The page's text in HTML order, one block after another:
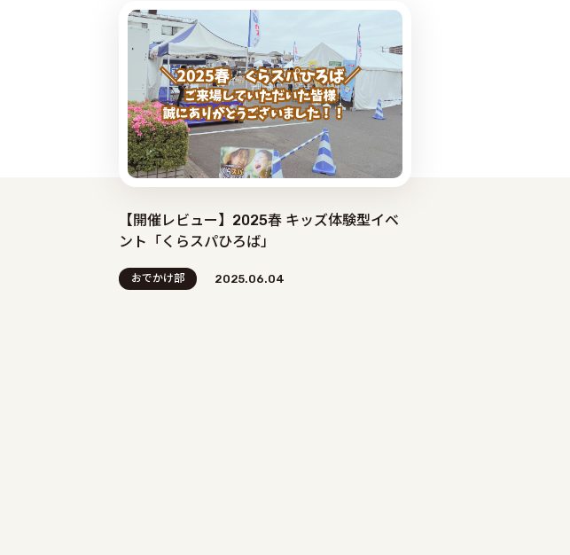
【開催レビュー】2025春 キッズ体験型イベ
ント「くらスパひろば」
おでかけ部 2025.06.04